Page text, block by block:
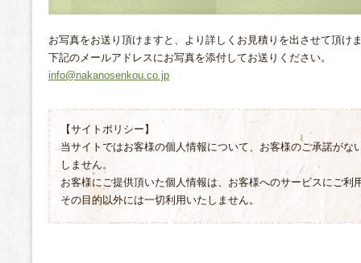
お写真をお送り頂けますと、より詳しくお見積りを出させて頂け
下記のメールアドレスにお写真を添付してお送りください。
info@nakanosenkou.co.jp
【サイトポリシー】
当サイトではお客様の個人情報について、お客様のご承諾がな
しません。
お客様にご提供頂いた個人情報は、お客様へのサービスにご利
その目的以外には一切利用いたしません。